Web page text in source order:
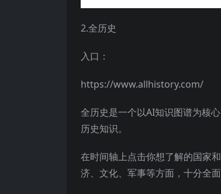
2.全历史
入口：
https://www.allhistory.com/
全历史是一个以AI知识图谱为核
历史知识。
在时间轴上点击你想了解的国家
济、文化、军事等方面，十分全